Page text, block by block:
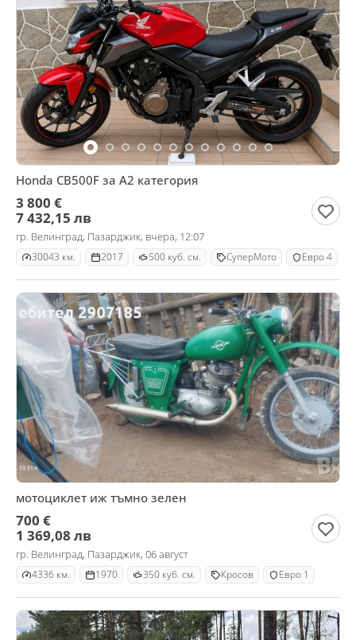
Honda CB500F за A2 категория
3 800 €
7 432,15 лв
гр. Велинград, Пазарджик, вчера, 12:07
30043 км. 2017 500 куб. см. СуперМото Евро 4
мотоциклет иж тъмно зелен
700 €
1 369,08 лв
гр. Велинград, Пазарджик, 06 август
4336 км. 1970 350 куб. см. Кросов Евро 1